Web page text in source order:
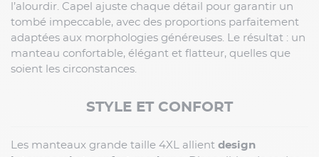
l’alourdir. Capel ajuste chaque détail pour garantir un
tombé impeccable, avec des proportions parfaitement
adaptées aux morphologies généreuses. Le résultat : un
manteau confortable, élégant et flatteur, quelles que
soient les circonstances.
STYLE ET CONFORT
Les manteaux grande taille 4XL allient design